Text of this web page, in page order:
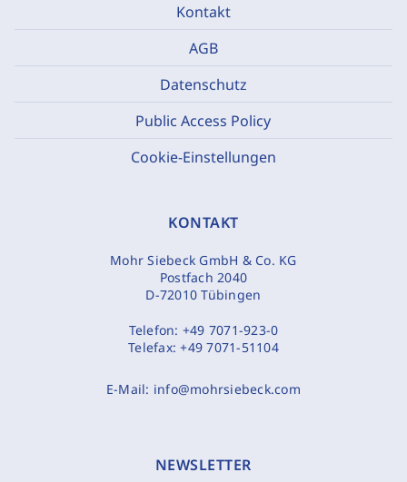
Kontakt
AGB
Datenschutz
Public Access Policy
Cookie-Einstellungen
KONTAKT
Mohr Siebeck GmbH & Co. KG
Postfach 2040
D-72010 Tübingen
Telefon: +49 7071-923-0
Telefax:+49 7071-51104
E-Mail: info@mohrsiebeck.com
NEWSLETTER